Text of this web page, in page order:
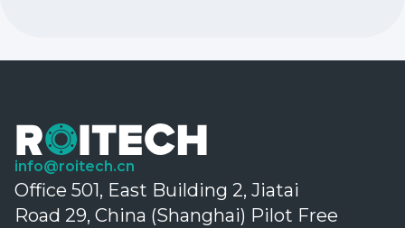
info@roitech.cn
Office 501, East Building 2, Jiatai
Road 29, China (Shanghai) Pilot Free